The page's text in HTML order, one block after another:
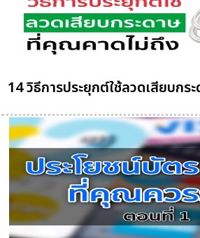
14 วิธีการประยุกต์ใช้ลวดเสียบก